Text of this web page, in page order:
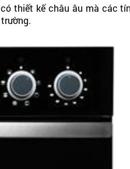
thiết kế châu âu mà các